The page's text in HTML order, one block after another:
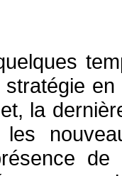
stratégie
la
les